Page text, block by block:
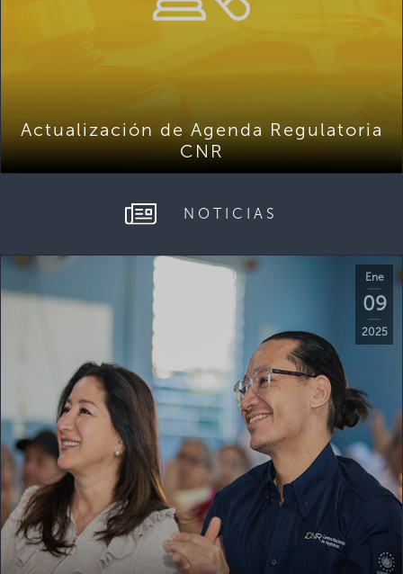
Actualización de Agenda Regulatoria
CNR
NOTICIAS
Ene
09
2025